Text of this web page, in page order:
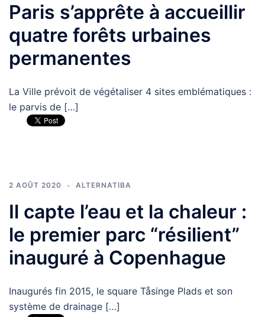
Paris s’apprête à accueillir
quatre forêts urbaines
permanentes
La Ville prévoit de végétaliser 4 sites emblématiques :
le parvis de […]
2 AOÛT 2020 ALTERNATIBA
Il capte l’eau et la chaleur :
le premier parc “résilient”
inauguré à Copenhague
Inaugurés fin 2015, le square Tåsinge Plads et son
système de drainage […]